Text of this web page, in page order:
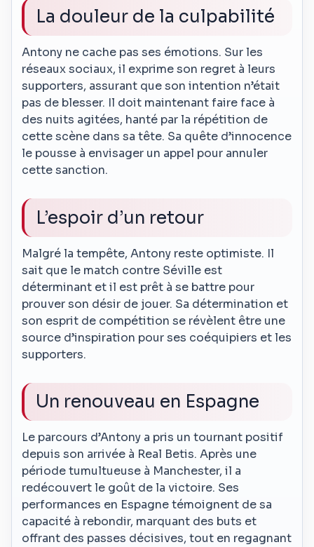
La douleur de la culpabilité
Antony ne cache pas ses émotions. Sur les
réseaux sociaux, il exprime son regret à leurs
supporters, assurant que son intention n’était
pas de blesser. Il doit maintenant faire face à
des nuits agitées, hanté par la répétition de
cette scène dans sa tête. Sa quête d’innocence
le pousse à envisager un appel pour annuler
cette sanction.
L’espoir d’un retour
Malgré la tempête, Antony reste optimiste. Il
sait que le match contre Séville est
déterminant et il est prêt à se battre pour
prouver son désir de jouer. Sa détermination et
son esprit de compétition se révèlent être une
source d’inspiration pour ses coéquipiers et les
supporters.
Un renouveau en Espagne
Le parcours d’Antony a pris un tournant positif
depuis son arrivée à Real Betis. Après une
période tumultueuse à Manchester, il a
redécouvert le goût de la victoire. Ses
performances en Espagne témoignent de sa
capacité à rebondir, marquant des buts et
offrant des passes décisives, tout en regagnant